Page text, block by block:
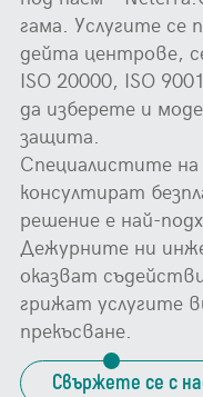
гама. Услугите се
дейта центрове,
ISO 20000, ISO
да изберете и
защита.
Специалистите
консултират
решение e най-
Дежурните ни
оказват
грижат услугите
прекъсване.
Свържете се с